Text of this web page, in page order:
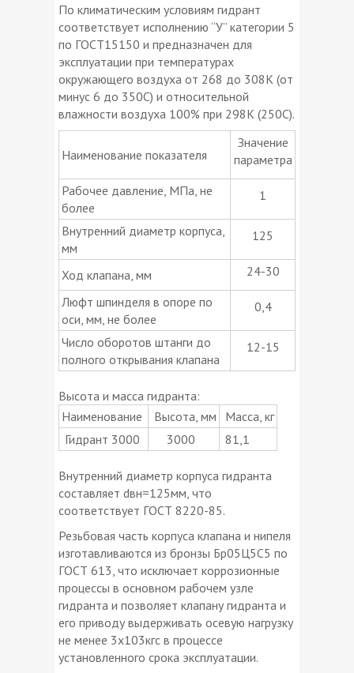
По климатическим условиям гидрант
соответствует исполнению “У” категории 5
по ГОСТ15150 и предназначен для
эксплуатации при температурах
окружающего воздуха от 268 до 308К (от
минус 6 до 350С) и относительной
влажности воздуха 100% при 298К (250С).
Наименование показателя
Значение
параметра
Рабочее давление, МПа, не
более
1
Внутренний диаметр корпуса,
мм
125
Ход клапана, мм
24-30
Люфт шпинделя в опоре по
оси, мм, не более
0,4
Число оборотов штанги до
полного открывания клапана
12-15
Высота и масса гидранта:
Наименование
Высота, мм
Масса, кг
Гидрант 3000
3000 81,1
Внутренний диаметр корпуса гидранта
составляет dвн=125мм, что
соответствует ГОСТ 8220-85.
Резьбовая часть корпуса клапана и нипеля
изготавливаются из бронзы Бр05Ц5С5 по
ГОСТ 613, что исключает коррозионные
процессы в основном рабочем узле
гидранта и позволяет клапану гидранта и
его приводу выдерживать осевую нагрузку
не менее 3х103кгс в процессе
установленного срока эксплуатации.